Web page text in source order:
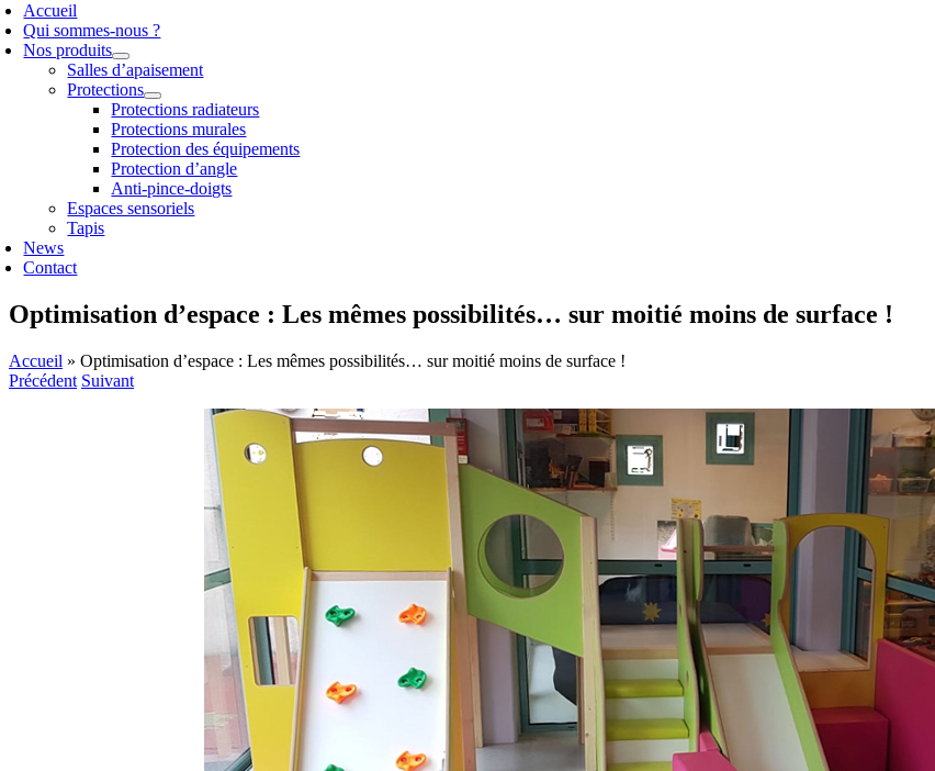
Accueil
Qui sommes-nous ?
Nos produits
Salles d’apaisement
Protections
Protections radiateurs
Protections murales
Protection des équipements
Protection d’angle
Anti-pince-doigts
Espaces sensoriels
Tapis
News
Contact
Optimisation d’espace : Les mêmes possibilités… sur moitié moins de surface !
Accueil » Optimisation d’espace : Les mêmes possibilités… sur moitié moins de surface !
Précédent Suivant